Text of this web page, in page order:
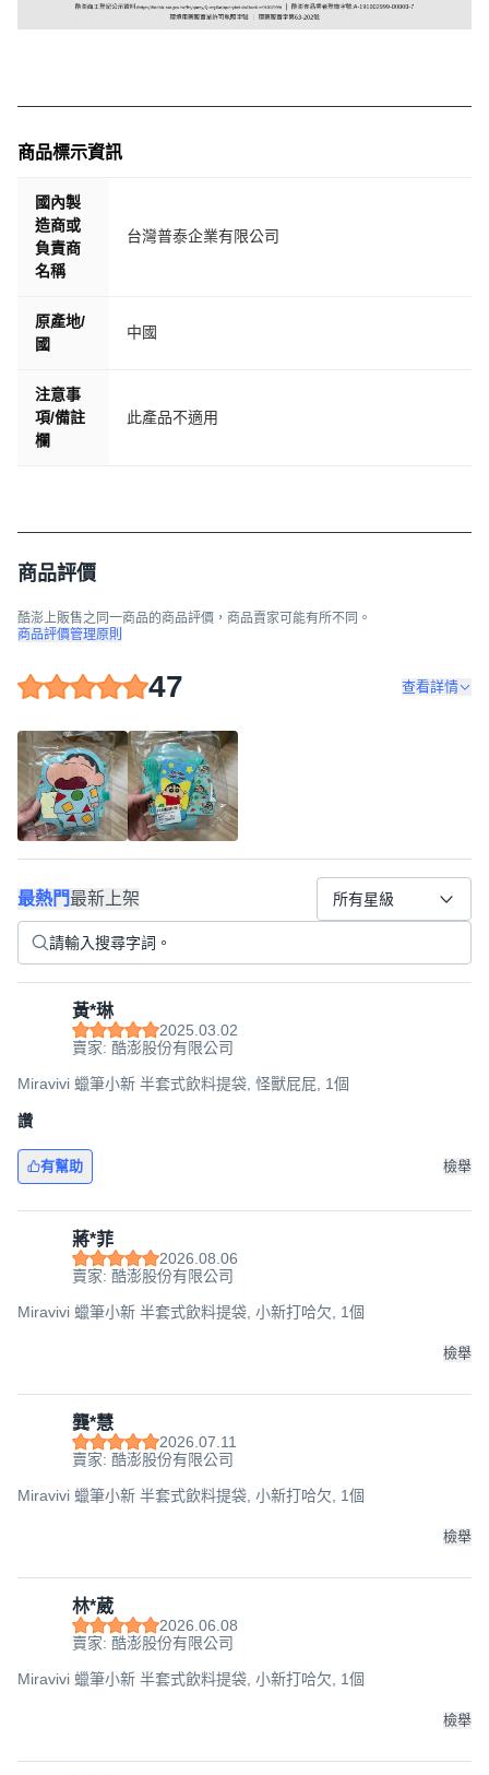
商品標示資訊
國內製
造商或
負責商
名稱
台灣普泰企業有限公司
原產地/
國
中國
注意事
項/備註
欄
此產品不適用
商品評價
酷澎上販售之同一商品的商品評價，商品賣家可能有所不同。
商品評價管理原則
47 查看詳情
最熱門最新上架 所有星級
黃*琳
2025.03.02
賣家: 酷澎股份有限公司
Miravivi 蠟筆小新 半套式飲料提袋, 怪獸屁屁, 1個
讚
有幫助 檢舉
蔣*菲
2026.08.06
賣家: 酷澎股份有限公司
Miravivi 蠟筆小新 半套式飲料提袋, 小新打哈欠, 1個
檢舉
龔*慧
2026.07.11
賣家: 酷澎股份有限公司
Miravivi 蠟筆小新 半套式飲料提袋, 小新打哈欠, 1個
檢舉
林*葳
2026.06.08
賣家: 酷澎股份有限公司
Miravivi 蠟筆小新 半套式飲料提袋, 小新打哈欠, 1個
檢舉